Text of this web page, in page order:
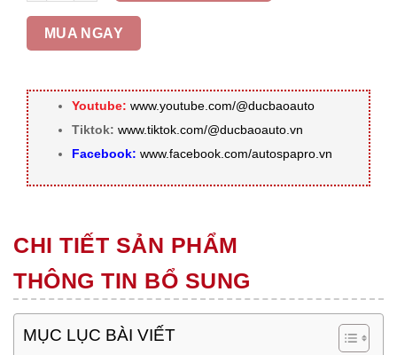
MUA NGAY
Youtube: www.youtube.com/@ducbaoauto
Tiktok: www.tiktok.com/@ducbaoauto.vn
Facebook: www.facebook.com/autospapro.vn
CHI TIẾT SẢN PHẨM
THÔNG TIN BỔ SUNG
MỤC LỤC BÀI VIẾT